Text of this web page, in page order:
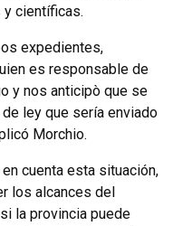
y científicas.
expedientes,
es responsable de
y nos anticipò que se
ley que sería enviado
Morchio.
cuenta esta situación,
los alcances del
la provincia puede